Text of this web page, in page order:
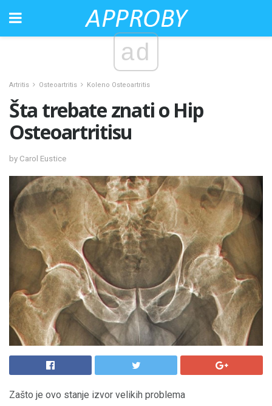
ad
Artritis Osteoartritis Koleno Osteoartritis
Šta trebate znati o Hip
Osteoartritisu
by Carol Eustice
Zašto je ovo stanje izvor velikih problema